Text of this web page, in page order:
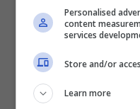
l’intervento Jessie
La volontaria
per tenerle
rifiutati,
Personalised
content
services
Store and/or
Learn more